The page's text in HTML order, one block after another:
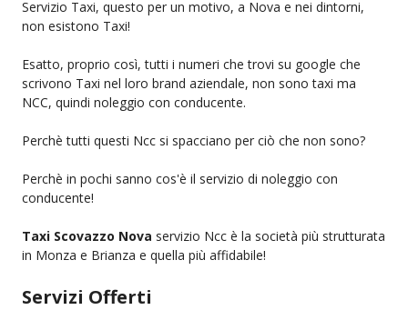
Servizio Taxi, questo per un motivo, a Nova e nei dintorni,
non esistono Taxi!
Esatto, proprio così, tutti i numeri che trovi su google che
scrivono Taxi nel loro brand aziendale, non sono taxi ma
NCC, quindi noleggio con conducente.
Perchè tutti questi Ncc si spacciano per ciò che non sono?
Perchè in pochi sanno cos'è il servizio di noleggio con
conducente!
Taxi Scovazzo Nova servizio Ncc è la società più strutturata
in Monza e Brianza e quella più affidabile!
Servizi Offerti